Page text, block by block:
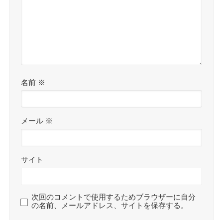
名前 ※
メール ※
サイト
次回のコメントで使用するためブラウザーに自分
の名前、メールアドレス、サイトを保存する。